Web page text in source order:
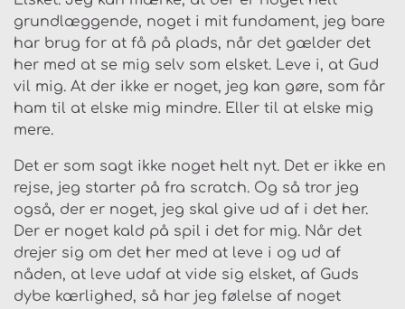
grundlæggende, noget i mit fundament, jeg bare
har brug for at få på plads, når det gælder det
her med at se mig selv som elsket. Leve i, at Gud
vil mig. At der ikke er noget, jeg kan gøre, som får
ham til at elske mig mindre. Eller til at elske mig
mere.
Det er som sagt ikke noget helt nyt. Det er ikke en
rejse, jeg starter på fra scratch. Og så tror jeg
også, der er noget, jeg skal give ud af i det her.
Der er noget kald på spil i det for mig. Når det
drejer sig om det her med at leve i og ud af
nåden, at leve udaf at vide sig elsket, af Guds
dybe kærlighed, så har jeg følelse af noget